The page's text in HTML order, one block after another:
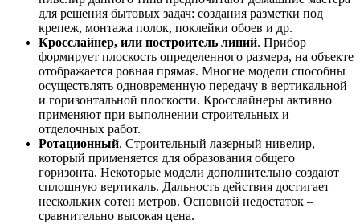
для решения бытовых задач: создания разметки под
крепеж, монтажа полок, поклейки обоев и др.
Кросслайнер, или построитель линий. Прибор
формирует плоскость определенного размера, на объекте
отображается ровная прямая. Многие модели способны
осуществлять одновременную передачу в вертикальной
и горизонтальной плоскости. Кросслайнеры активно
применяют при выполнении строительных и
отделочных работ.
Ротационный. Строительный лазерный нивелир,
который применяется для образования общего
горизонта. Некоторые модели дополнительно создают
сплошную вертикаль. Дальность действия достигает
нескольких сотен метров. Основной недостаток –
сравнительно высокая цена.